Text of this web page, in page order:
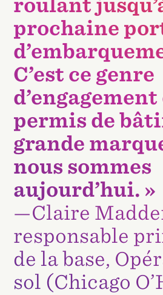
roulant
prochaine
C’est ce genre
permis de
grande
nous sommes
aujourd’hui. »
—Claire
responsable
de la base,
sol (Chicago